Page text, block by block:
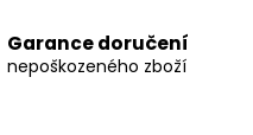
a
c
á
n
Garance doručení
nepoškozeného zboží